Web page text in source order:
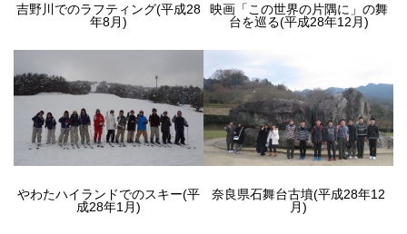
吉野川でのラフティング(平成28
年8月)
映画「この世界の片隅に」の舞
台を巡る(平成28年12月)
やわたハイランドでのスキー(平
成28年1月)
奈良県石舞台古墳(平成28年12
月)